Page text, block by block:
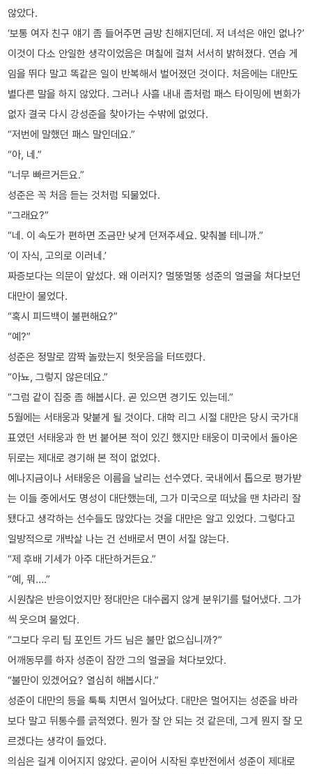
않았다.
‘보통 여자 친구 얘기 좀 들어주면 금방 친해지던데. 저 녀석은 애인 없나?’
이것이 다소 안일한 생각이었음은 며칠에 걸쳐 서서히 밝혀졌다. 연습 게
임을 뛰다 말고 똑같은 일이 반복해서 벌어졌던 것이다. 처음에는 대만도
별다른 말을 하지 않았다. 그러나 사흘 내내 좀처럼 패스 타이밍에 변화가
없자 결국 다시 강성준을 찾아가는 수밖에 없었다.
“저번에 말했던 패스 말인데요.”
“아, 네.”
“너무 빠르거든요.”
성준은 꼭 처음 듣는 것처럼 되물었다.
“그래요?”
“네. 이 속도가 편하면 조금만 낮게 던져주세요. 맞춰볼 테니까.”
‘이 자식, 고의로 이러네.’
짜증보다는 의문이 앞섰다. 왜 이러지? 멀뚱멀뚱 성준의 얼굴을 쳐다보던
대만이 물었다.
“혹시 피드백이 불편해요?”
“예?”
성준은 정말로 깜짝 놀랐는지 헛웃음을 터뜨렸다.
“아뇨, 그렇지 않은데요.”
“그럼 같이 집중 좀 해봅시다. 곧 있으면 경기도 있는데.”
5월에는 서태웅과 맞붙게 될 것이다. 대학 리그 시절 대만은 당시 국가대
표였던 서태웅과 한 번 붙어본 적이 있긴 했지만 태웅이 미국에서 돌아온
뒤로는 제대로 경기해 본 적이 없었다.
예나지금이나 서태웅은 이름을 날리는 선수였다. 국내에서 톱으로 평가받
는 이들 중에서도 명성이 대단했는데, 그가 미국으로 떠났을 땐 차라리 잘
됐다고 생각하는 선수들도 많았다는 것을 대만은 알고 있었다. 그렇다고
일방적으로 개박살 나는 건 선배로서 면이 서질 않는다.
“제 후배 기세가 아주 대단하거든요.”
“예, 뭐….”
시원찮은 반응이었지만 정대만은 대수롭지 않게 분위기를 털어냈다. 그가
씩 웃으며 물었다.
“그보다 우리 팀 포인트 가드 님은 불만 없으십니까?”
어깨동무를 하자 성준이 잠깐 그의 얼굴을 쳐다보았다.
“불만이 있겠어요? 열심히 해봅시다.”
성준이 대만의 등을 툭툭 치면서 일어났다. 대만은 멀어지는 성준을 바라
보다 말고 뒤통수를 긁적였다. 뭔가 잘 안 되는 것 같은데, 그게 뭔지 잘 모
르겠다는 생각이 들었다.
의심은 길게 이어지지 않았다. 곧이어 시작된 후반전에서 성준이 제대로